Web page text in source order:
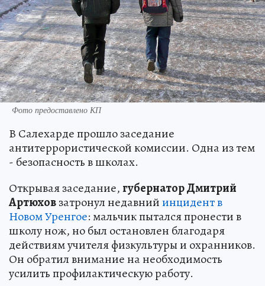
Фото предоставлено КП
В Салехарде прошло заседание
антитеррористической комиссии. Одна из тем
- безопасность в школах.
Открывая заседание,губернатор Дмитрий
Артюховзатронул недавнийинцидент в
Новом Уренгое: мальчик пытался пронести в
школу нож, но был остановлен благодаря
действиям учителя физкультуры и охранников.
Он обратил внимание на необходимость
усилить профилактическую работу.